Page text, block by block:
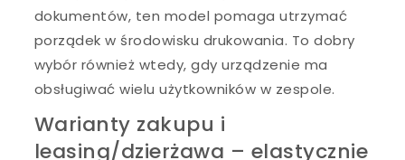
dokumentów, ten model pomaga utrzymać
porządek w środowisku drukowania. To dobry
wybór również wtedy, gdy urządzenie ma
obsługiwać wielu użytkowników w zespole.
Warianty zakupu i
leasing/dzierżawa – elastycznie